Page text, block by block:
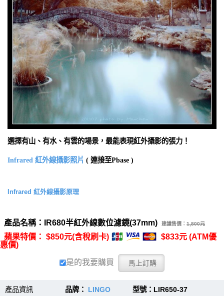
選擇有山、有水、有雲的場景，最能表現紅外攝影的張力！
Infrared 紅外線攝影照片 ( 連接至Pbase )
Infrared 紅外線攝影原理
產品名稱：IR680半紅外線數位濾鏡(37mm) 建議售價： 1,800元
蘋果特價： $850元(含稅刷卡)
$833元 (ATM優
惠價)
是的我要購買
產品資訊 品牌： LINGO 型號：LIR650-37